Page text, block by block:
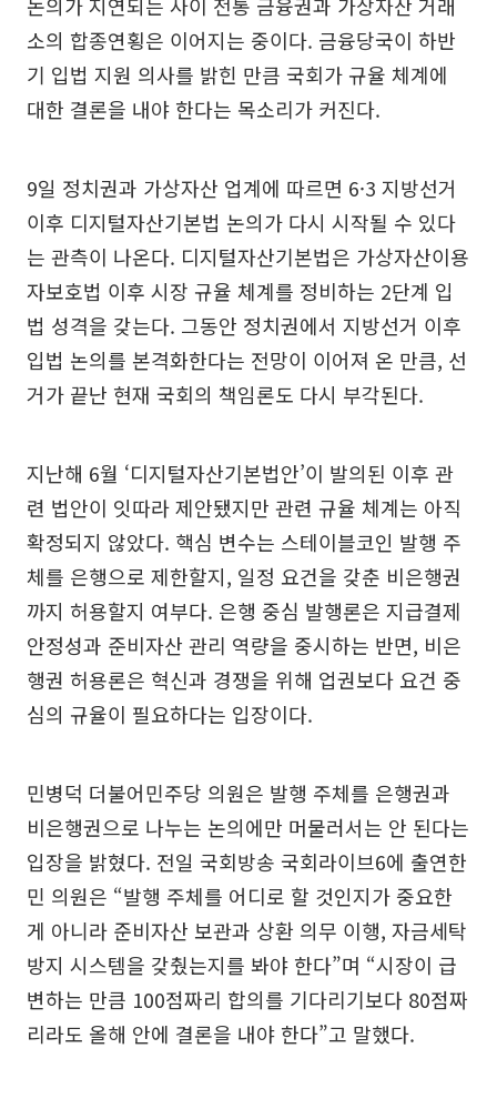
소의 합종연횡은 이어지는 중이다. 금융당국이 하반
기 입법 지원 의사를 밝힌 만큼 국회가 규율 체계에
대한 결론을 내야 한다는 목소리가 커진다.
9일 정치권과 가상자산 업계에 따르면 6·3 지방선거
이후 디지털자산기본법 논의가 다시 시작될 수 있다
는 관측이 나온다. 디지털자산기본법은 가상자산이용
자보호법 이후 시장 규율 체계를 정비하는 2단계 입
법 성격을 갖는다. 그동안 정치권에서 지방선거 이후
입법 논의를 본격화한다는 전망이 이어져 온 만큼, 선
거가 끝난 현재 국회의 책임론도 다시 부각된다.
지난해 6월 ‘디지털자산기본법안’이 발의된 이후 관
련 법안이 잇따라 제안됐지만 관련 규율 체계는 아직
확정되지 않았다. 핵심 변수는 스테이블코인 발행 주
체를 은행으로 제한할지, 일정 요건을 갖춘 비은행권
까지 허용할지 여부다. 은행 중심 발행론은 지급결제
안정성과 준비자산 관리 역량을 중시하는 반면, 비은
행권 허용론은 혁신과 경쟁을 위해 업권보다 요건 중
심의 규율이 필요하다는 입장이다.
민병덕 더불어민주당 의원은 발행 주체를 은행권과
비은행권으로 나누는 논의에만 머물러서는 안 된다는
입장을 밝혔다. 전일 국회방송 국회라이브6에 출연한
민 의원은 “발행 주체를 어디로 할 것인지가 중요한
게 아니라 준비자산 보관과 상환 의무 이행, 자금세탁
방지 시스템을 갖췄는지를 봐야 한다”며 “시장이 급
변하는 만큼 100점짜리 합의를 기다리기보다 80점짜
리라도 올해 안에 결론을 내야 한다”고 말했다.